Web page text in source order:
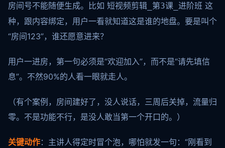
房间号不能随便生成。比如 短视频剪辑_第3课_进阶班 这
种，跟内容绑定，用户一看就知道这是谁的地盘。要是叫个
“房间123”，谁还愿意进来？
用户一进房，第一句必须是“欢迎加入”，而不是“请先填信
息”。不然90%的人看一眼就走人。
（有个案例，房间建好了，没人说话，三周后关掉，流量归
零。不是功能不行，是没人敢当第一个开口的。）
关键动作：主讲人得定时冒个泡，哪怕就发一句：“刚看到